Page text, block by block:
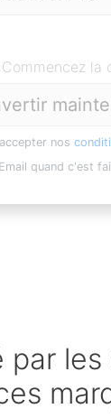
la
nos
Email quand c'est
par